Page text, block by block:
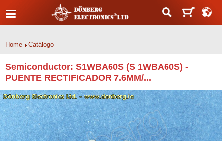
Home Catálogo
Semiconductor: S1WBA60S (S 1WBA60S) -
PUENTE RECTIFICADOR 7.6MM/...